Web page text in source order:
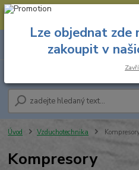
--- Spojovací materiál: 774 431 045
8.00 hod. - 16.00 hod.
Úvod Vzduchotechnika
Kompresory
Lze objednat zde
zakoupit v